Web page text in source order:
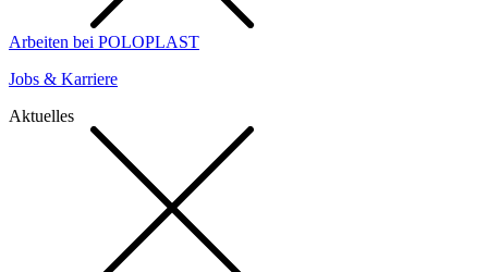
Arbeiten bei POLOPLAST
Jobs & Karriere
Aktuelles